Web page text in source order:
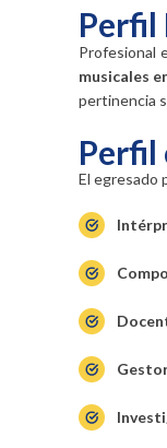
Perfil
Profesional
musicales
pertinencia
Perfil
El egresado